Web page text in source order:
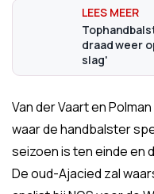
draad weer
slag'
Van der Vaart en
waar de handbalster
seizoen is ten einde en
De oud-Ajacied zal